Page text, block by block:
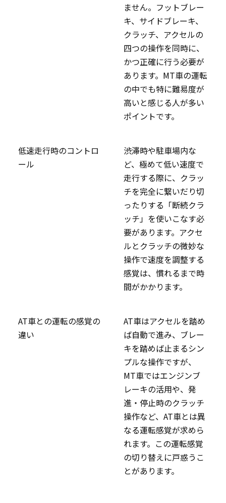
ません。フットブレー
キ、サイドブレーキ、
クラッチ、アクセルの
四つの操作を同時に、
かつ正確に行う必要が
あります。MT車の運転
の中でも特に難易度が
高いと感じる人が多い
ポイントです。
低速走行時のコントロ
ール
渋滞時や駐車場内な
ど、極めて低い速度で
走行する際に、クラッ
チを完全に繋いだり切
ったりする「断続クラ
ッチ」を使いこなす必
要があります。アクセ
ルとクラッチの微妙な
操作で速度を調整する
感覚は、慣れるまで時
間がかかります。
AT車との運転の感覚の
違い
AT車はアクセルを踏め
ば自動で進み、ブレー
キを踏めば止まるシン
プルな操作ですが、
MT車ではエンジンブ
レーキの活用や、発
進・停止時のクラッチ
操作など、AT車とは異
なる運転感覚が求めら
れます。この運転感覚
の切り替えに戸惑うこ
とがあります。